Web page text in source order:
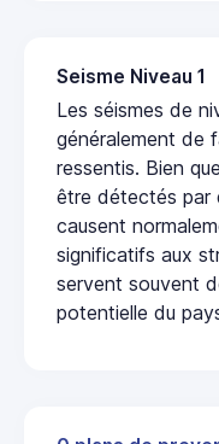
Seisme Niveau 1
Les séismes de
généralement de
ressentis. Bien
être détectés par
causent
significatifs aux
servent souvent
potentielle du